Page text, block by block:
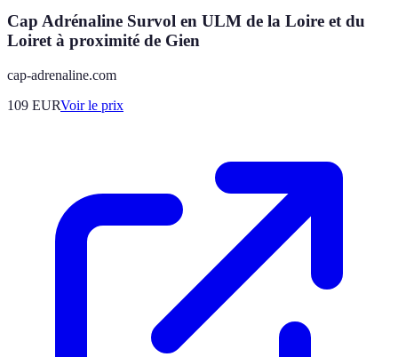
Cap Adrénaline Survol en ULM de la Loire et du
Loiret à proximité de Gien
cap-adrenaline.com
109 EURVoir le prix